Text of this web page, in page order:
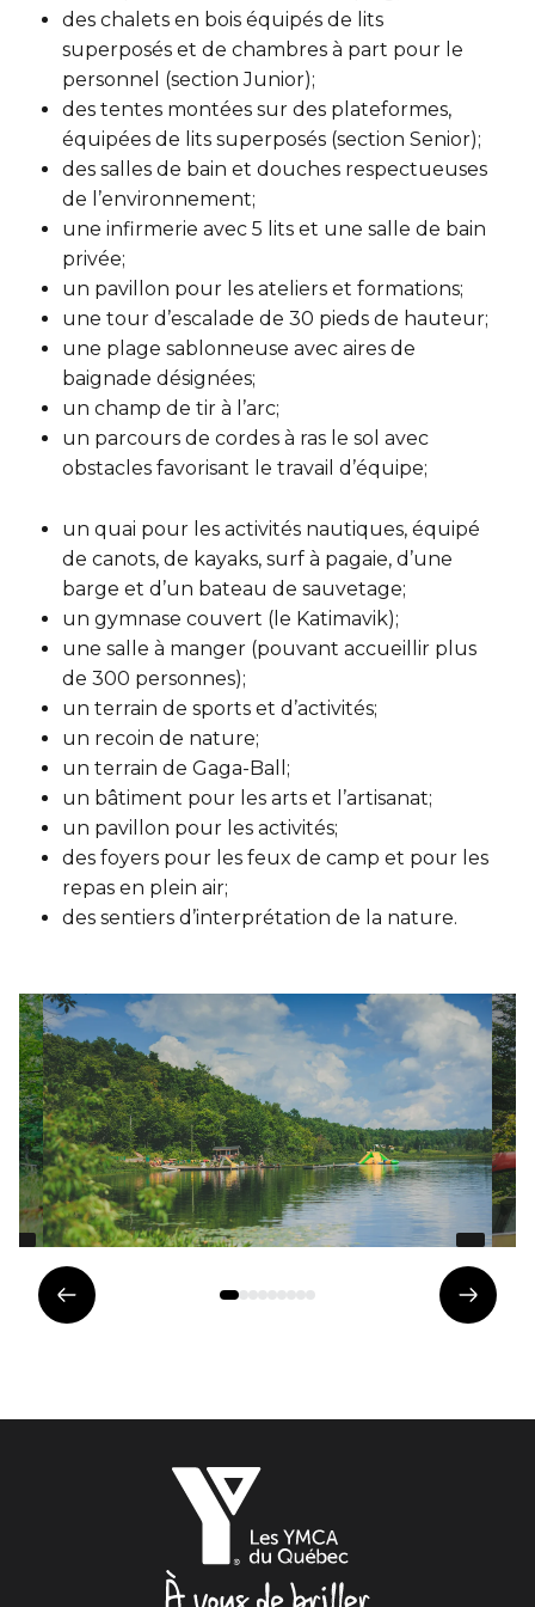
Entraînement privé
Activités et sports au gymnase
Sports pour enfants
Tennis Victoria (Québec)
ACTIVITÉS AQUATIQUES
Piscine
Cours de natation pour enfants
Cours de natation pour adultes
Cours d'aquaforme
Sauvetage
FORFAITS FAMILLE, ÉCOLE ET ENTREPRISE
Hébergement et location d'équipements
Transition primaire-secondaire
ENGAGEMENT ET LEADERSHIP
Leadership environnemental C-Vert
Café coop
Coop d'initiation à l'entrepreneuriat collectif
Voir tout
SPORTS
Cours de natation pour enfants
ÉCHANGES CULTURELS
Zone accueil et découverte (ZAD)
ZONES JEUNESSE
Trouver une Zone jeunesse
En sortant de détention
Voir tout
HÉBERGEMENT TEMPORAIRE
Résidence YMCA Tupper
Résidence YMCA Port-Royal
des chalets en bois équipés de lits
superposés et de chambres à part pour le
personnel (section Junior);
des tentes montées sur des plateformes,
équipées de lits superposés (section Senior);
des salles de bain et douches respectueuses
de l’environnement;
une infirmerie avec 5 lits et une salle de bain
privée;
un pavillon pour les ateliers et formations;
une tour d’escalade de 30 pieds de hauteur;
une plage sablonneuse avec aires de
baignade désignées;
un champ de tir à l’arc;
un parcours de cordes à ras le sol avec
obstacles favorisant le travail d’équipe;
un quai pour les activités nautiques, équipé
de canots, de kayaks, surf à pagaie, d’une
barge et d’un bateau de sauvetage;
un gymnase couvert (le Katimavik);
une salle à manger (pouvant accueillir plus
de 300 personnes);
un terrain de sports et d’activités;
un recoin de nature;
un terrain de Gaga-Ball;
un bâtiment pour les arts et l’artisanat;
un pavillon pour les activités;
des foyers pour les feux de camp et pour les
repas en plein air;
des sentiers d’interprétation de la nature.
Élément
précédent
suivant